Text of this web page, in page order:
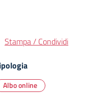
Stampa / Condividi
Albo online